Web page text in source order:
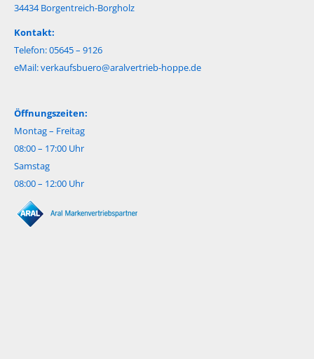
34434 Borgentreich-Borgholz
Kontakt:
Telefon: 05645 – 9126
eMail:verkaufsbuero@aralvertrieb-hoppe.de
Öffnungszeiten:
Montag – Freitag
08:00 – 17:00 Uhr
Samstag
08:00 – 12:00 Uhr